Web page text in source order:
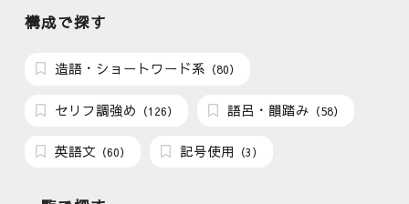
構成で探す
造語・ショートワード系 （80）
セリフ調強め （126） 語呂・韻踏み （58）
英語文 （60） 記号使用 （3）